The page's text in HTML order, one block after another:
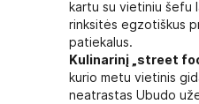
kartu su vietiniu šefu
rinksitės egzotiškus
patiekalus.
Kulinarinį „street
kurio metu vietinis
neatrastas Ubudo